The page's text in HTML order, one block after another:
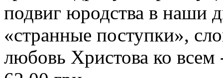
подвиг юродства в наши
«странные поступки»,
любовь Христова ко всем